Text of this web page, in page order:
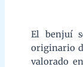
El olíbano es
de Etiopía.